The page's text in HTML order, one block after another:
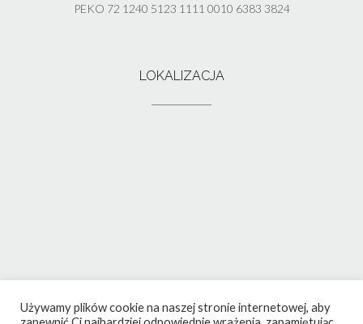
PEKO 72 1240 5123 1111 0010 6383 3824
LOKALIZACJA
Używamy plików cookie na naszej stronie internetowej, aby